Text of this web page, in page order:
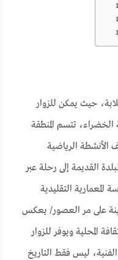
حيث يمكن للزوار
تتسم المنطقة
الأنشطة الرياضية
القديمة إلى رحلة عبر
التقليدية
على مر العصور/ يعكس
المحلية ويوفر للزوار
ليس فقط التاريخ